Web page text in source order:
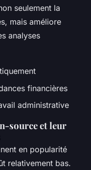
seulement la
mais améliore
analyses
financières
administrative
source et leur
en popularité
relativement bas.